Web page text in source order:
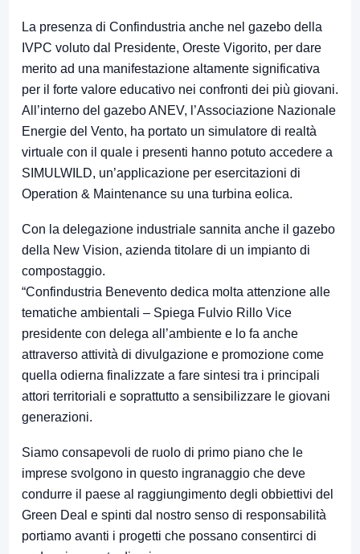
La presenza di Confindustria anche nel gazebo della
IVPC voluto dal Presidente, Oreste Vigorito, per dare
merito ad una manifestazione altamente significativa
per il forte valore educativo nei confronti dei più giovani.
All’interno del gazebo ANEV, l’Associazione Nazionale
Energie del Vento, ha portato un simulatore di realtà
virtuale con il quale i presenti hanno potuto accedere a
SIMULWILD, un’applicazione per esercitazioni di
Operation & Maintenance su una turbina eolica.
Con la delegazione industriale sannita anche il gazebo
della New Vision, azienda titolare di un impianto di
compostaggio.
“Confindustria Benevento dedica molta attenzione alle
tematiche ambientali – Spiega Fulvio Rillo Vice
presidente con delega all’ambiente e lo fa anche
attraverso attività di divulgazione e promozione come
quella odierna finalizzate a fare sintesi tra i principali
attori territoriali e soprattutto a sensibilizzare le giovani
generazioni.
Siamo consapevoli de ruolo di primo piano che le
imprese svolgono in questo ingranaggio che deve
condurre il paese al raggiungimento degli obbiettivi del
Green Deal e spinti dal nostro senso di responsabilità
portiamo avanti i progetti che possano consentirci di